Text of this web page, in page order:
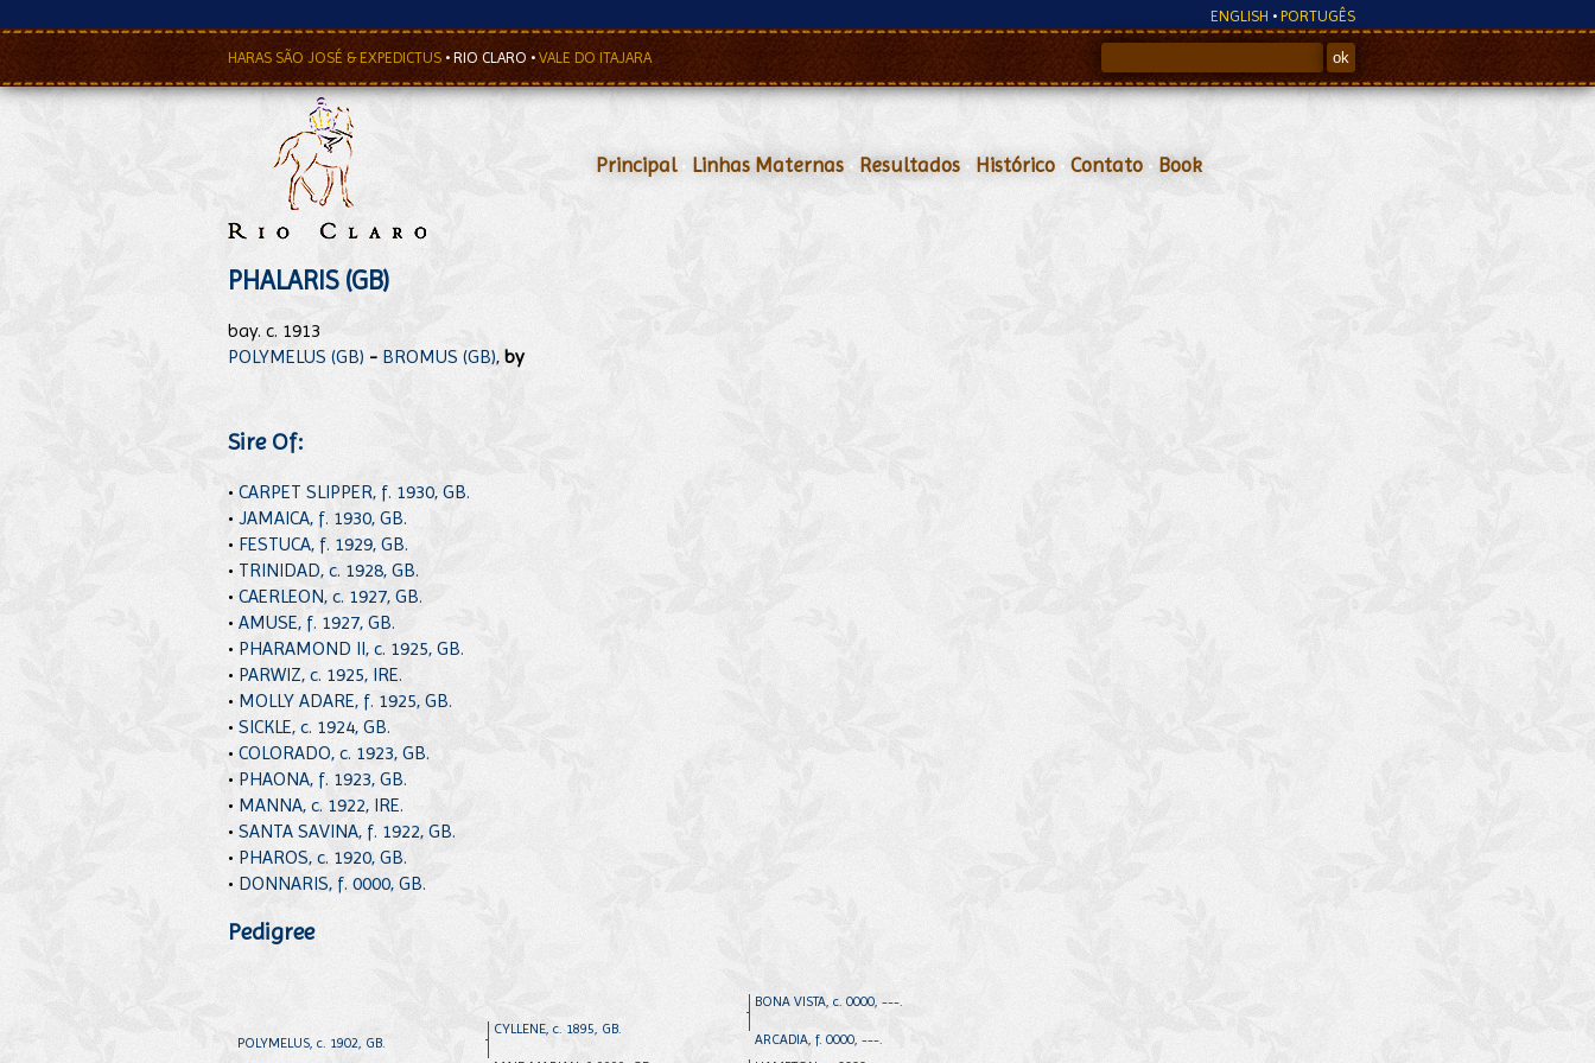
ENGLISH • PORTUGÊS
HARAS SÃO JOSÉ & EXPEDICTUS • RIO CLARO •VALE DO ITAJARA
Principal• Linhas Maternas • Resultados • Histórico • Contato • Book
PHALARIS (GB)
bay. c. 1913
POLYMELUS (GB) - BROMUS (GB), by
Sire Of:
• CARPET SLIPPER, f. 1930, GB.
• JAMAICA, f. 1930, GB.
• FESTUCA, f. 1929, GB.
• TRINIDAD, c. 1928, GB.
• CAERLEON, c. 1927, GB.
• AMUSE, f. 1927, GB.
• PHARAMOND II, c. 1925, GB.
• PARWIZ, c. 1925, IRE.
• MOLLY ADARE, f. 1925, GB.
• SICKLE, c. 1924, GB.
• COLORADO, c. 1923, GB.
• PHAONA, f. 1923, GB.
• MANNA, c. 1922, IRE.
• SANTA SAVINA, f. 1922, GB.
• PHAROS, c. 1920, GB.
• DONNARIS, f. 0000, GB.
Pedigree
POLYMELUS, c. 1902, GB.
CYLLENE, c. 1895, GB.
BONA VISTA, c. 0000, ---.
ARCADIA, f. 0000, ---.